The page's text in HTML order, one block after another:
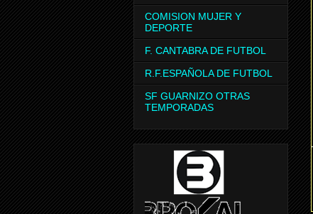
COMISION MUJER Y
DEPORTE
F. CANTABRA DE FUTBOL
R.F.ESPAÑOLA DE FUTBOL
SF GUARNIZO OTRAS
TEMPORADAS